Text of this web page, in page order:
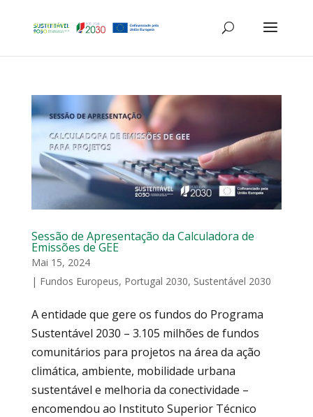
Sessão de Apresentação da Calculadora de
Emissões de GEE
Mai 15, 2024
| Fundos Europeus, Portugal 2030, Sustentável 2030
A entidade que gere os fundos do Programa
Sustentável 2030 – 3.105 milhões de fundos
comunitários para projetos na área da ação
climática, ambiente, mobilidade urbana
sustentável e melhoria da conectividade –
encomendou ao Instituto Superior Técnico